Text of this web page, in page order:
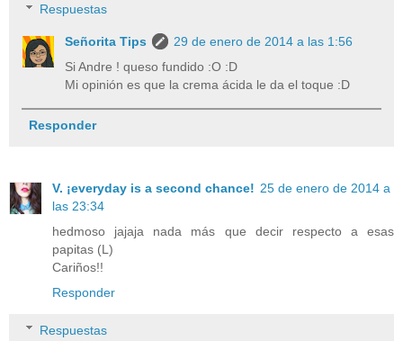
Respuestas
Señorita Tips
29 de enero de 2014 a las 1:56
Si Andre ! queso fundido :O :D
Mi opinión es que la crema ácida le da el toque :D
Responder
V. ¡everyday is a second chance! 25 de enero de 2014 a
las 23:34
hedmoso jajaja nada más que decir respecto a esas
papitas (L)
Cariños!!
Responder
Respuestas